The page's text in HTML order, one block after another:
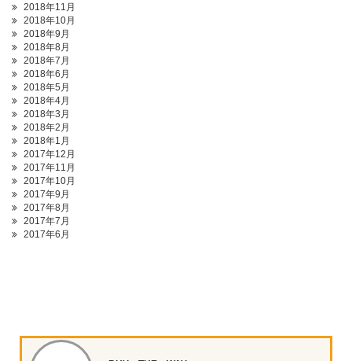
2018年11月
2018年10月
2018年9月
2018年8月
2018年7月
2018年6月
2018年5月
2018年4月
2018年3月
2018年2月
2018年1月
2017年12月
2017年11月
2017年10月
2017年9月
2017年8月
2017年7月
2017年6月